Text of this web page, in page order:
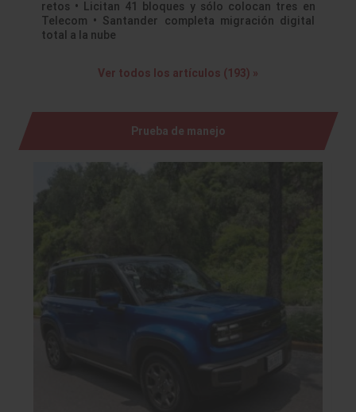
retos • Licitan 41 bloques y sólo colocan tres en
Telecom • Santander completa migración digital
total a la nube
Ver todos los artículos (193) »
Prueba de manejo